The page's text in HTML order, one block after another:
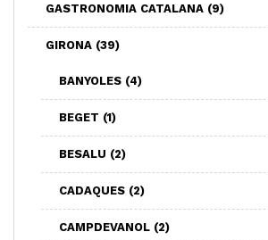
GASTRONOMIA CATALANA (9)
GIRONA (39)
BANYOLES (4)
BEGET (1)
BESALU (2)
CADAQUES (2)
CAMPDEVANOL (2)